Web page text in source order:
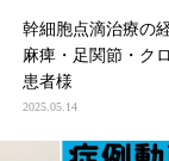
幹細胞点滴治療の
麻痺・足関節・ク
患者様
2025.05.14